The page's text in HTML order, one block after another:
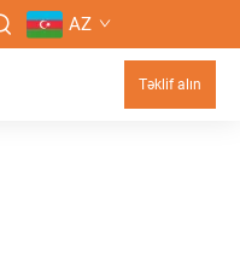
AZ
Təklif alın